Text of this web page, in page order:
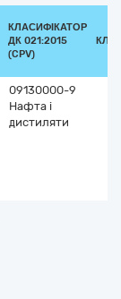
КЛАСИФІКАТОР
ДК 021:2015
(CPV)
09130000-9
Нафта і
дистиляти